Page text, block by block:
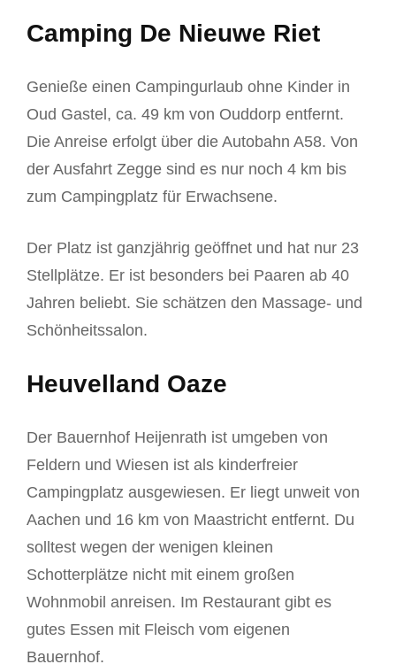
Camping De Nieuwe Riet
Genieße einen Campingurlaub ohne Kinder in
Oud Gastel, ca. 49 km von Ouddorp entfernt.
Die Anreise erfolgt über die Autobahn A58. Von
der Ausfahrt Zegge sind es nur noch 4 km bis
zum Campingplatz für Erwachsene.
Der Platz ist ganzjährig geöffnet und hat nur 23
Stellplätze. Er ist besonders bei Paaren ab 40
Jahren beliebt. Sie schätzen den Massage- und
Schönheitssalon.
Heuvelland Oaze
Der Bauernhof Heijenrath ist umgeben von
Feldern und Wiesen ist als kinderfreier
Campingplatz ausgewiesen. Er liegt unweit von
Aachen und 16 km von Maastricht entfernt. Du
solltest wegen der wenigen kleinen
Schotterplätze nicht mit einem großen
Wohnmobil anreisen. Im Restaurant gibt es
gutes Essen mit Fleisch vom eigenen
Bauernhof.